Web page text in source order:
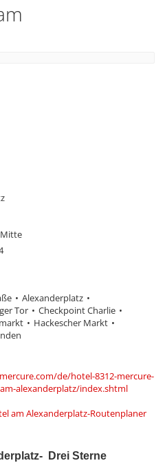
Alexanderplatz
Tor
Checkpoint Charlie
Hackescher Markt
de/hotel-8312-mercure-
alexanderplatz/index.shtml
am Alexanderplatz-Routenplaner
Drei Sterne